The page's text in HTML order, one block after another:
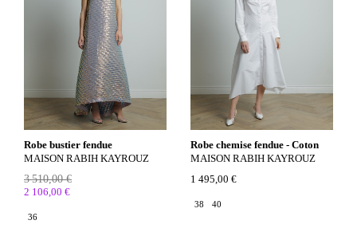
Robe bustier fendue
MAISON RABIH KAYROUZ
3 510,00 €
2 106,00 €
36
Robe chemise fendue - Coton
MAISON RABIH KAYROUZ
1 495,00 €
38 40